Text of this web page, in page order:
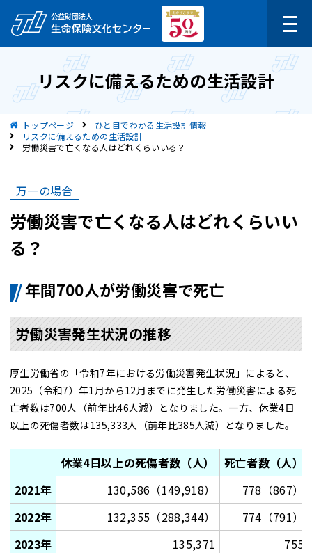
リスクに備えるための生活設計
現在位置トップページ
ひと目でわかる生活設計情報
リスクに備えるための生活設計
労働災害で亡くなる人はどれくらいいる？
万一の場合
労働災害で亡くなる人はどれくらいい
る？
年間700人が労働災害で死亡
労働災害発生状況の推移
厚生労働省の「令和7年における労働災害発生状況」によると、
2025（令和7）年1月から12月までに発生した労働災害による死
亡者数は700人（前年比46人減）となりました。一方、休業4日
以上の死傷者数は135,333人（前年比385人減）となりました。
休業4日以上の死傷者数（人）
死亡者数（人）
2021年
130,586（149,918）
778（867）
2022年
132,355（288,344）
774（791）
2023年
135,371
755